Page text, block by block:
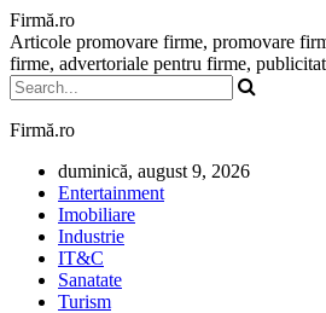
Firmă.ro
Articole promovare firme, promovare
firme, advertoriale pentru firme,
Firmă.ro
duminică, august 9, 2026
Entertainment
Imobiliare
Industrie
IT&C
Sanatate
Turism